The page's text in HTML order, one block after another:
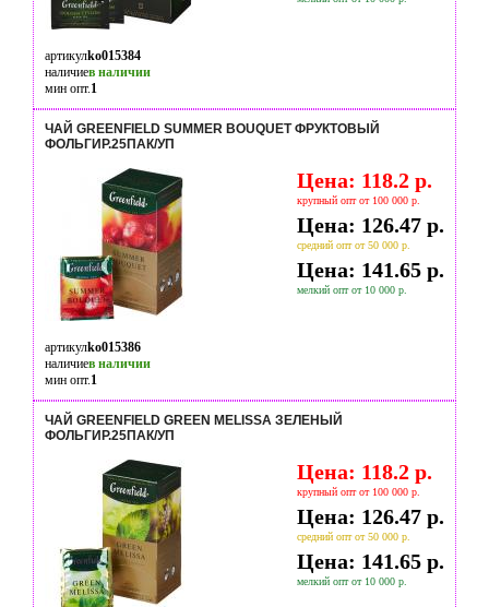
артикулko015384
наличиев наличии
мин опт.1
ЧАЙ GREENFIELD SUMMER BOUQUET ФРУКТОВЫЙ
ФОЛЬГИР.25ПАК/УП
Цена: 118.2 р.
крупный опт от 100 000 р.
Цена: 126.47 р.
средний опт от 50 000 р.
Цена: 141.65 р.
мелкий опт от 10 000 р.
артикулko015386
наличиев наличии
мин опт.1
ЧАЙ GREENFIELD GREEN MELISSA ЗЕЛЕНЫЙ
ФОЛЬГИР.25ПАК/УП
Цена: 118.2 р.
крупный опт от 100 000 р.
Цена: 126.47 р.
средний опт от 50 000 р.
Цена: 141.65 р.
мелкий опт от 10 000 р.